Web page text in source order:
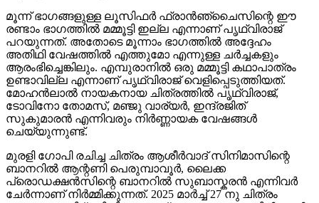
മൂന്ന് ഭാഗങ്ങളുള്ള ലൂസിഫർ ഫ്രാൻഞ്ചൈസിന്റെ ഈ
രണ്ടാം ഭാഗത്തിൽ മമ്മൂട്ടി ഇല്ല എന്നാണ് പൃഥ്വിരാജ്
പറയുന്നത്. അതോടെ മൂന്നാം ഭാഗത്തിൽ അദ്ദേഹം
അതിഥി വേഷത്തിൽ എത്തുമോ എന്നുള്ള ചർച്ചകളും
ആരംഭിച്ചെങ്കിലും. എമ്പുരാനിൽ ഒരു മമ്മൂട്ടി കഥാപാത്രം
ഉണ്ടാവില്ല എന്നാണ് പൃഥ്വിരാജ് വെളിപ്പെടുത്തിയത്.
മോഹൻലാൽ നായകനായ ചിത്രത്തിൽ പൃഥ്വിരാജ്,
ടോവിനോ തോമസ്, മഞ്ജു വാര്യർ, ഇന്ദ്രജിത്
സുകുമാരൻ എന്നിവരും നിർണ്ണായക വേഷങ്ങൾ
ചെയ്യുന്നുണ്ട്.
മുരളി ഗോപി രചിച്ച ചിത്രം ആശീർവാദ് സിനിമാസിന്റെ
ബാനറിൽ ആന്റണി പെരുമ്പാവൂർ, ലൈക്ക
പ്രൊഡക്ഷൻസിന്റെ ബാനറിൽ സുബാസ്കരൻ എന്നിവർ
ചേർന്നാണ് നിർമ്മിക്കുന്നത്. 2025 മാർച്ച് 27 നു ചിത്രം